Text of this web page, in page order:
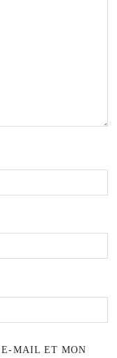
E-MAIL ET MON